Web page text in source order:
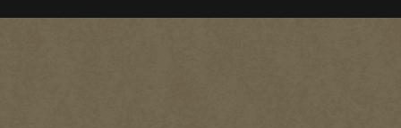
Открыть